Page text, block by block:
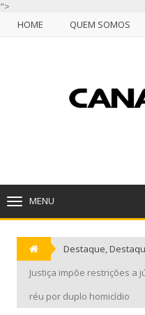
">
HOME
QUEM SOMOS
MENU
Destaque,
Justiça impõe restrições a
réu por duplo homicídio